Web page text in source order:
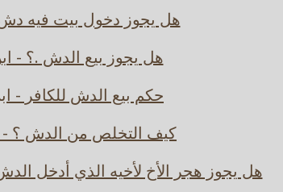
هل يجوز دخول بيت فيه دش
هل يجوز بيع الدش .؟ -
حكم بيع الدش للكافر -
كيف التخلص من الدش ؟ -
هل يجوز هجر الأخ لأخيه الذي أدخل